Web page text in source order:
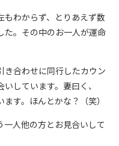
わからず、とりあえず数
た。その中のお一人が運命
き合わせに同行したカウン
しています。妻曰く、
す。ほんとかな？（笑）
人他の方とお見合いして